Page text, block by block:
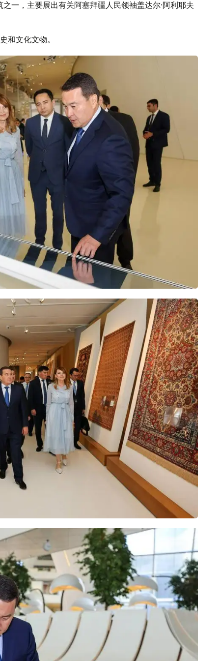
一，主要展出有关阿塞拜疆人民领袖盖达尔·阿利耶夫
和文化文物。